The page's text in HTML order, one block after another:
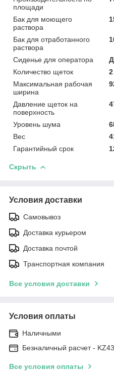
площади
Бак для моющего
раствора
Бак для отработанного
раствора
Сиденье для оператора
Количество щеток
Максимальная рабочая
ширина
Давление щеток на
поверхность
Уровень шума
Вес
Гарантийный срок
Скрыть
Условия доставки
Самовывоз
Доставка курьером
Доставка почтой
Транспортная компания
Все условия доставки
Условия оплаты
Наличными
Безналичный расчет -
Все условия оплаты